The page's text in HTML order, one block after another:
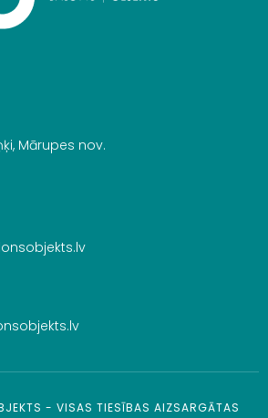
Mārupes nov.
- VISAS TIESĪBAS AIZSARGĀTAS